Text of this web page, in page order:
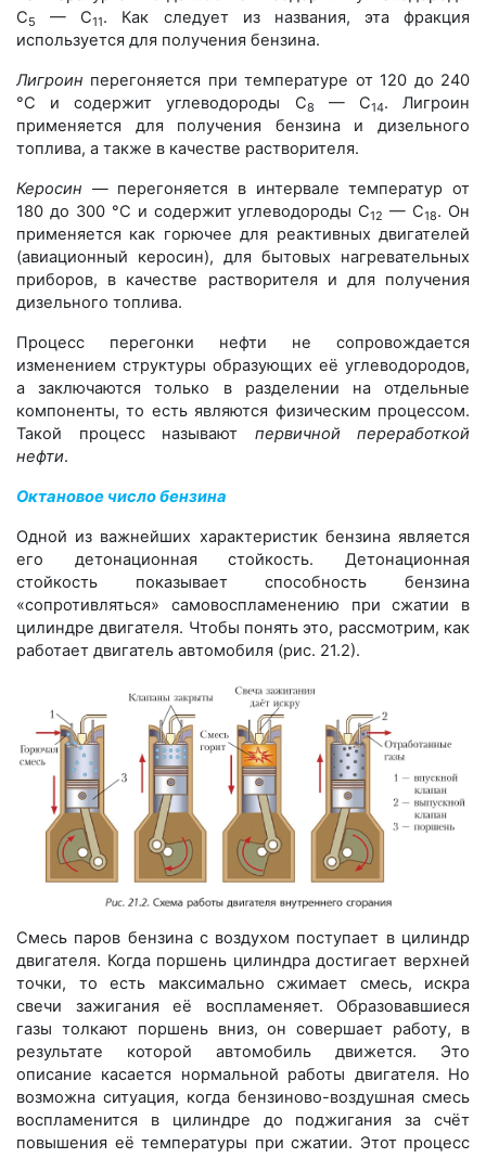
C5 — C11. Как следует из названия, эта фракция
используется для получения бензина.
Лигроин перегоняется при температуре от 120 до 240
°С и содержит углеводороды C8 — C14. Лигроин
применяется для получения бензина и дизельного
топлива, а также в качестве растворителя.
Керосин — перегоняется в интервале температур от
180 до 300 °С и содержит углеводороды C12 — C18. Он
применяется как горючее для реактивных двигателей
(авиационный керосин), для бытовых нагревательных
приборов, в качестве растворителя и для получения
дизельного топлива.
Процесс перегонки нефти не сопровождается
изменением структуры образующих её углеводородов,
а заключаются только в разделении на отдельные
компоненты, то есть являются физическим процессом.
Такой процесс называют первичной переработкой
нефти.
Октановое число бензина
Одной из важнейших характеристик бензина является
его детонационная стойкость. Детонационная
стойкость показывает способность бензина
«сопротивляться» самовоспламенению при сжатии в
цилиндре двигателя. Чтобы понять это, рассмотрим, как
работает двигатель автомобиля (рис. 21.2).
Смесь паров бензина с воздухом поступает в цилиндр
двигателя. Когда поршень цилиндра достигает верхней
точки, то есть максимально сжимает смесь, искра
свечи зажигания её воспламеняет. Образовавшиеся
газы толкают поршень вниз, он совершает работу, в
результате которой автомобиль движется. Это
описание касается нормальной работы двигателя. Но
возможна ситуация, когда бензиново-воздушная смесь
воспламенится в цилиндре до поджигания за счёт
повышения её температуры при сжатии. Этот процесс